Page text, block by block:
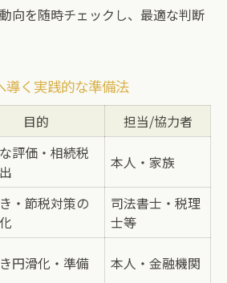
向を随時チェックし、最適な判断
導く実践的な準備法
目的
担当/協力者
評価・相続税
本人・家族
・節税対策の
司法書士・税理
士等
円滑化・準備 本人・金融機関